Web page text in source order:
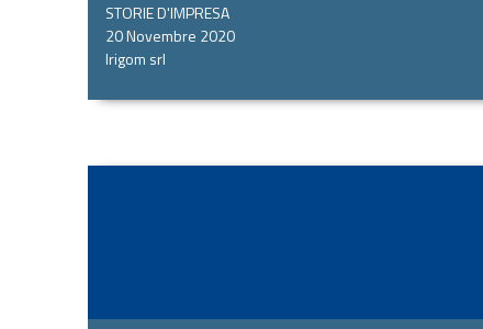
STORIE D'IMPRESA
20 Novembre 2020
Irigom srl